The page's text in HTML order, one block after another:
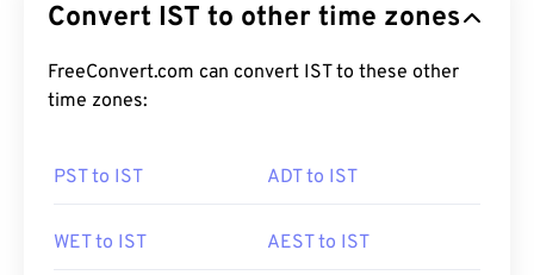
Convert IST to other time zones
FreeConvert.com can convert IST to these other
time zones:
PST to IST ADT to IST
WET to IST AEST to IST